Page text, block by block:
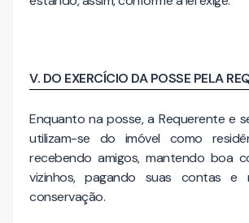
V. DO EXERCÍCIO DA POSSE PELA
Enquanto na posse, a Requerente e
utilizam-se do imóvel como
recebendo amigos, mantendo boa
vizinhos, pagando suas contas e
conservação.